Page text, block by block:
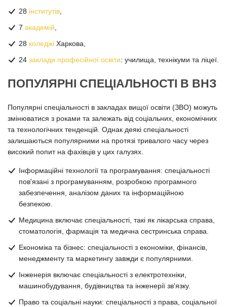
28 інститутів,
7 академій,
28 коледжі Харкова,
24 заклади професійної освіти: училища, технікуми та ліцеї.
ПОПУЛЯРНІ СПЕЦІАЛЬНОСТІ В ВНЗ
Популярні спеціальності в закладах вищої освіти (ЗВО) можуть
змінюватися з роками та залежать від соціальних, економічних
та технологічних тенденцій. Однак деякі спеціальності
залишаються популярними на протязі тривалого часу через
високий попит на фахівців у цих галузях.
Інформаційні технології та програмування: спеціальності
пов'язані з програмуванням, розробкою програмного
забезпечення, аналізом даних та інформаційною
безпекою.
Медицина включає спеціальності, такі як лікарська справа,
стоматологія, фармація та медична сестринська справа.
Економіка та бізнес: спеціальності з економіки, фінансів,
менеджменту та маркетингу завжди є популярними.
Інженерія включає спеціальності з електротехніки,
машинобудування, будівництва та інженерії зв'язку.
Право та соціальні науки: спеціальності з права, соціальної